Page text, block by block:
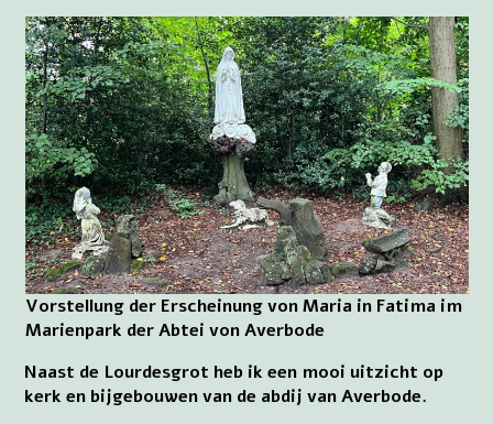
Vorstellung der Erscheinung von Maria in Fatima im
Marienpark der Abtei von Averbode
Naast de Lourdesgrot heb ik een mooi uitzicht op
kerk en bijgebouwen van de abdij van Averbode.